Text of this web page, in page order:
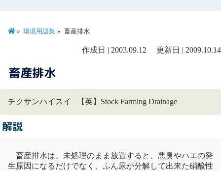
環境用語集 畜産排水
作成日 | 2003.09.12 更新日 | 2009.10.14
畜産排水
チクサンハイスイ 【英】Stock Farming Drainage
解説
畜産排水は、未処理のまま放置すると、 悪臭やハエの発
生原因になるだけでなく、ふん尿が分解して出来た硝酸性